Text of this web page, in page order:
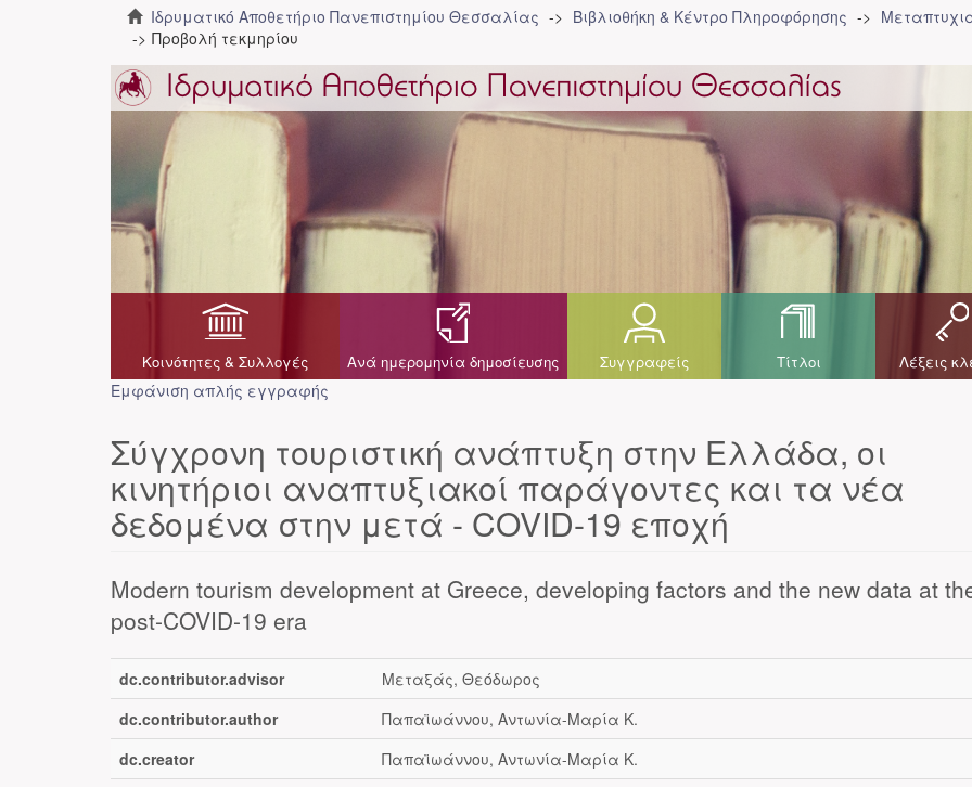
Ιδρυματικό Αποθετήριο Πανεπιστημίου Θεσσαλίας Βιβλιοθήκη & Κέντρο Πληροφόρησης
Προβολή τεκμηρίου
Κοινότητες & Συλλογές Ανά ημερομηνία δημοσίευσης Συγγραφείς Τίτλοι Λέξεις
Εμφάνιση απλής εγγραφής
Σύγχρονη τουριστική ανάπτυξη στην Ελλάδα, οι
κινητήριοι αναπτυξιακοί παράγοντες και τα νέα
δεδομένα στην μετά - COVID-19 εποχή
Modern tourism development at Greece, developing factors and the new data at
post-COVID-19 era
dc.contributor.advisor
Μεταξάς, Θεόδωρος
dc.contributor.author
Παπαϊωάννου, Αντωνία-Μαρία Κ.
dc.creator
Παπαϊωάννου, Αντωνία-Μαρία Κ.